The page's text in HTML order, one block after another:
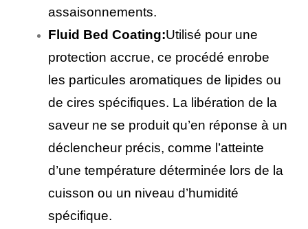
assaisonnements.
Fluid Bed Coating:Utilisé pour une
protection accrue, ce procédé enrobe
les particules aromatiques de lipides ou
de cires spécifiques. La libération de la
saveur ne se produit qu’en réponse à un
déclencheur précis, comme l’atteinte
d’une température déterminée lors de la
cuisson ou un niveau d’humidité
spécifique.